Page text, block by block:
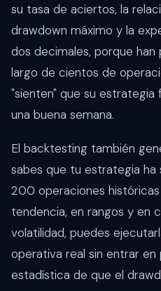
su tasa de aciertos, la
drawdown máximo y la
dos decimales, porque
largo de cientos de
"sienten" que su
una buena semana.
El backtesting también
sabes que tu estrategia ha
200 operaciones
tendencia, en rangos y en
volatilidad, puedes
operativa real sin entrar en
estadística de que el